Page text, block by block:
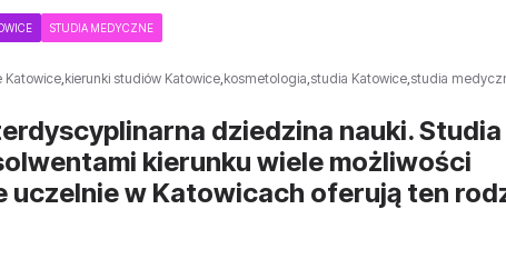
STUDIA MEDYCZNE
Katowice kierunki studiów Katowice kosmetologia studia Katowice studia
dziedzina nauki. Studia
kierunku wiele możliwości
uczelnie w Katowicach oferują ten